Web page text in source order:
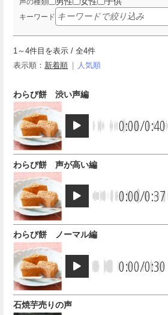
声の種類
キーワード
1 ～4件目を表示 / 全4件
表示順： 新着順 人気順
0:00/0:40
わらび餅 渋い声編
0:00/0:37
わらび餅 声が高い編
0:00/0:30
わらび餅 ノーマル編
石焼芋売りの声